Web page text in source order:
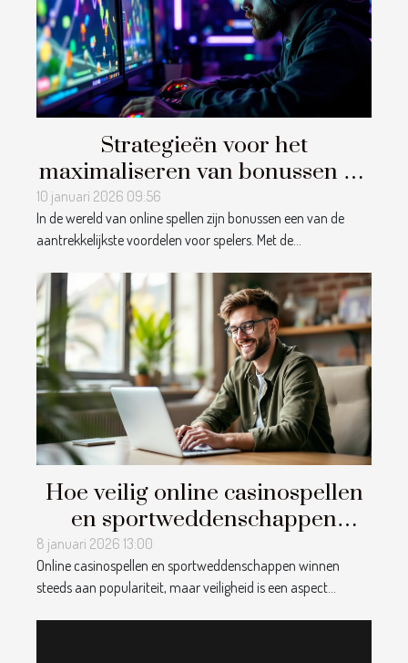
Strategieën voor het
maximaliseren van bonussen bij
online spellen
10 januari 2026 09:56
In de wereld van online spellen zijn bonussen een van de
aantrekkelijkste voordelen voor spelers. Met de...
Hoe veilig online casinospellen
en sportweddenschappen
8 januari 2026 13:00
Online casinospellen en sportweddenschappen winnen
steeds aan populariteit, maar veiligheid is een aspect...